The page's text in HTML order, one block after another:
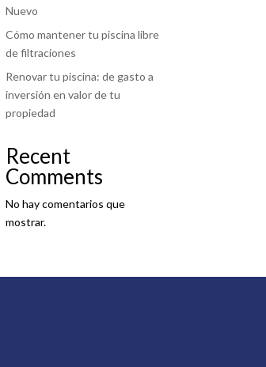
Nuevo
Cómo mantener tu piscina libre
de filtraciones
Renovar tu piscina: de gasto a
inversión en valor de tu
propiedad
Recent
Comments
No hay comentarios que
mostrar.